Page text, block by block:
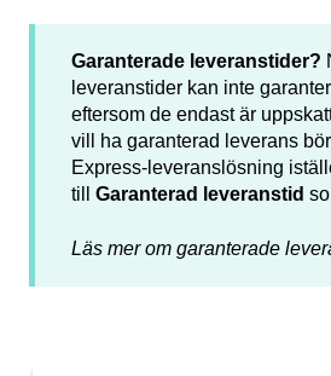
Garanterade leveranstider?
leveranstider kan inte
eftersom de endast är
vill ha garanterad leverans
Express-leveranslösning
till Garanterad leveranstid
Läs mer om garanterade